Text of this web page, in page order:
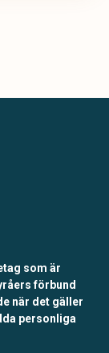
som är
förbund
när det gäller
personliga